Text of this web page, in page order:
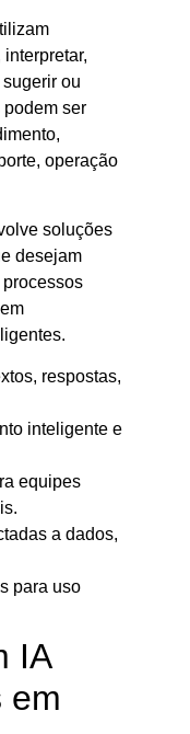
ou
ser
operação
soluções
desejam
respostas,
inteligente e
equipes
a dados,
para uso
IA
em